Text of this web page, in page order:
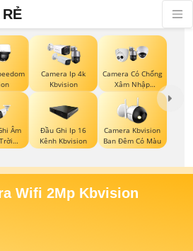
Camera Ip 4k
Kbvision
Camera Có Chống
Xâm Nhập
Kbvision
Âm
Đầu Ghi Ip 16
Kênh Kbvision
Camera Kbvision
Ban Đêm Có Màu
Wifi 2Mp Kbvision